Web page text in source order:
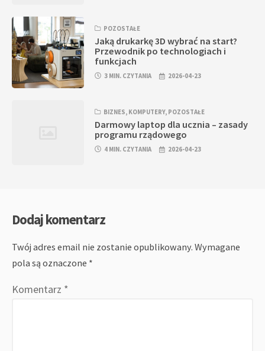
POZOSTAŁE
Jaką drukarkę 3D wybrać na start?
Przewodnik po technologiach i
funkcjach
3 MIN. CZYTANIA 2026-04-23
BIZNES, KOMPUTERY, POZOSTAŁE
Darmowy laptop dla ucznia – zasady
programu rządowego
4 MIN. CZYTANIA 2026-04-23
Dodaj komentarz
Twój adres email nie zostanie opublikowany. Wymagane
pola są oznaczone *
Komentarz *